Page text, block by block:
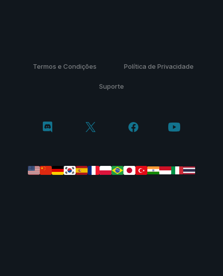
Termos e Condições Política de Privacidade
Suporte